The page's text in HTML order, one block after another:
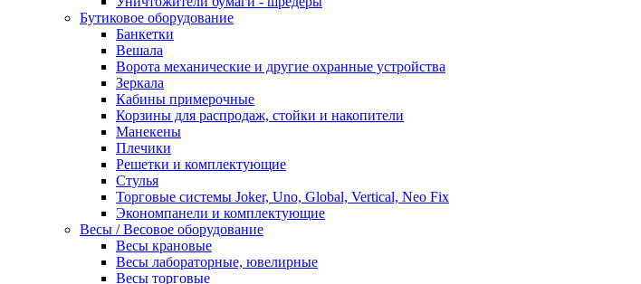
Бутиковое оборудование
Банкетки
Вешала
Ворота механические и другие охранные устройства
Зеркала
Кабины примерочные
Корзины для распродаж, стойки и накопители
Манекены
Плечики
Решетки и комплектующие
Стулья
Торговые системы Joker, Uno, Global, Vertical, Neo Fix
Экономпанели и комплектующие
Весы / Весовое оборудование
Весы крановые
Весы лабораторные, ювелирные
Весы торговые